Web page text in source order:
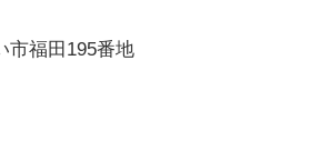
市福田195番地